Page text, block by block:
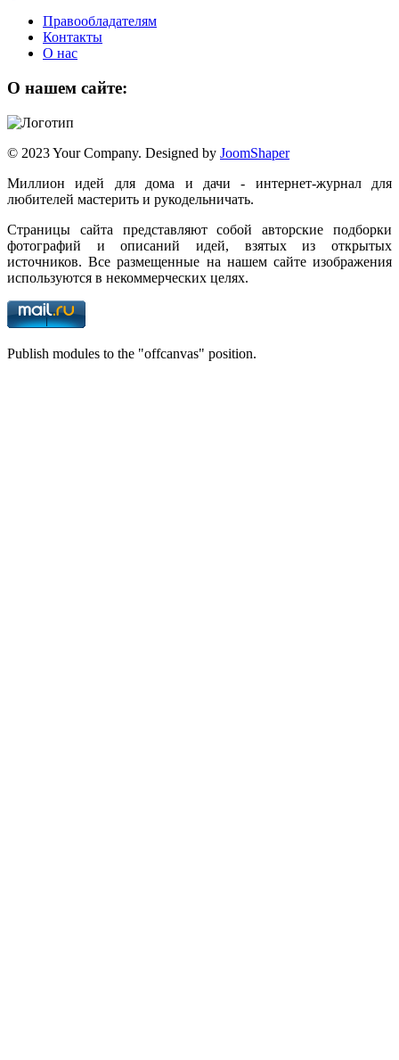
Правообладателям
Контакты
О нас
О нашем сайте:
© 2023 Your Company. Designed by JoomShaper
Миллион идей для дома и дачи - интернет-журнал для
любителей мастерить и рукодельничать.
Страницы сайта представляют собой авторские подборки
фотографий и описаний идей, взятых из открытых
источников. Все размещенные на нашем сайте изображения
используются в некоммерческих целях.
Publish modules to the "offcanvas" position.